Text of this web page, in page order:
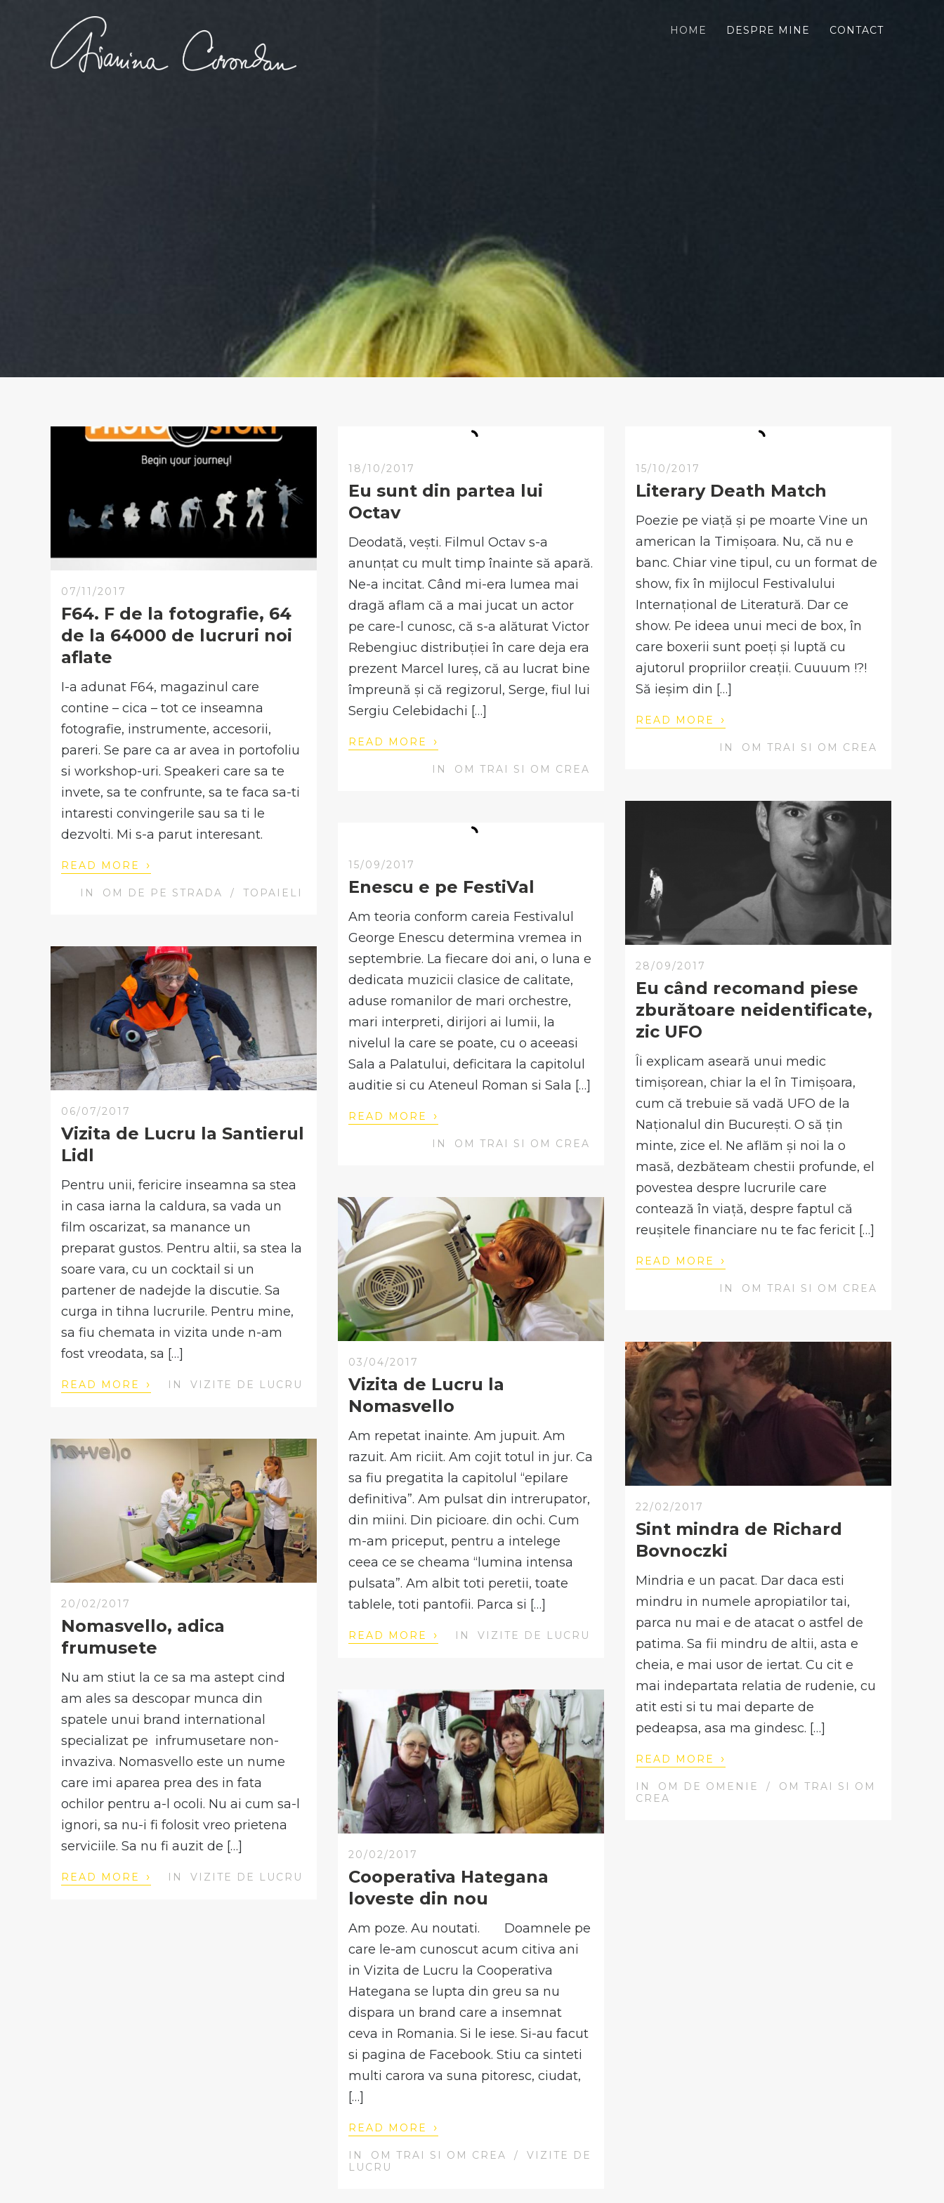
HOME DESPRE MINE CONTACT
07/11/2017
F64. F de la fotografie, 64
de la 64000 de lucruri noi
aflate
I-a adunat F64, magazinul care
contine – cica – tot ce inseamna
fotografie, instrumente, accesorii,
pareri. Se pare ca ar avea in portofoliu
si workshop-uri. Speakeri care sa te
invete, sa te confrunte, sa te faca sa-ti
intaresti convingerile sau sa ti le
dezvolti. Mi s-a parut interesant.
READ MORE ›
IN OM DE PE STRADA / TOPAIELI
18/10/2017
Eu sunt din partea lui
Octav
Deodată, vești. Filmul Octav s-a
anunțat cu mult timp înainte să apară.
Ne-a incitat. Când mi-era lumea mai
dragă aflam că a mai jucat un actor
pe care-l cunosc, că s-a alăturat Victor
Rebengiuc distribuției în care deja era
prezent Marcel Iureș, că au lucrat bine
împreună și că regizorul, Serge, fiul lui
Sergiu Celebidachi […]
READ MORE ›
IN OM TRAI SI OM CREA
15/10/2017
Literary Death Match
Poezie pe viață și pe moarte Vine un
american la Timișoara. Nu, că nu e
banc. Chiar vine tipul, cu un format de
show, fix în mijlocul Festivalului
Internațional de Literatură. Dar ce
show. Pe ideea unui meci de box, în
care boxerii sunt poeți și luptă cu
ajutorul propriilor creații. Cuuuum !?!
Să ieșim din […]
READ MORE ›
IN OM TRAI SI OM CREA
28/09/2017
Eu când recomand piese
zburătoare neidentificate,
zic UFO
Îi explicam aseară unui medic
timișorean, chiar la el în Timișoara,
cum că trebuie să vadă UFO de la
Naționalul din București. O să țin
minte, zice el. Ne aflăm și noi la o
masă, dezbăteam chestii profunde, el
povestea despre lucrurile care
contează în viață, despre faptul că
reușitele financiare nu te fac fericit […]
READ MORE ›
IN OM TRAI SI OM CREA
15/09/2017
Enescu e pe FestiVal
Am teoria conform careia Festivalul
George Enescu determina vremea in
septembrie. La fiecare doi ani, o luna e
dedicata muzicii clasice de calitate,
aduse romanilor de mari orchestre,
mari interpreti, dirijori ai lumii, la
nivelul la care se poate, cu o aceeasi
Sala a Palatului, deficitara la capitolul
auditie si cu Ateneul Roman si Sala […]
READ MORE ›
IN OM TRAI SI OM CREA
06/07/2017
Vizita de Lucru la Santierul
Lidl
Pentru unii, fericire inseamna sa stea
in casa iarna la caldura, sa vada un
film oscarizat, sa manance un
preparat gustos. Pentru altii, sa stea la
soare vara, cu un cocktail si un
partener de nadejde la discutie. Sa
curga in tihna lucrurile. Pentru mine,
sa fiu chemata in vizita unde n-am
fost vreodata, sa […]
READ MORE › IN VIZITE DE LUCRU
03/04/2017
Vizita de Lucru la
Nomasvello
Am repetat inainte. Am jupuit. Am
razuit. Am riciit. Am cojit totul in jur. Ca
sa fiu pregatita la capitolul “epilare
definitiva”. Am pulsat din intrerupator,
din miini. Din picioare. din ochi. Cum
m-am priceput, pentru a intelege
ceea ce se cheama “lumina intensa
pulsata”. Am albit toti peretii, toate
tablele, toti pantofii. Parca si […]
READ MORE › IN VIZITE DE LUCRU
22/02/2017
Sint mindra de Richard
Bovnoczki
Mindria e un pacat. Dar daca esti
mindru in numele apropiatilor tai,
parca nu mai e de atacat o astfel de
patima. Sa fii mindru de altii, asta e
cheia, e mai usor de iertat. Cu cit e
mai indepartata relatia de rudenie, cu
atit esti si tu mai departe de
pedeapsa, asa ma gindesc. […]
READ MORE ›
IN OM DE OMENIE /
OM TRAI SI OM
CREA
20/02/2017
Nomasvello, adica
frumusete
Nu am stiut la ce sa ma astept cind
am ales sa descopar munca din
spatele unui brand international
specializat pe infrumusetare non-
invaziva. Nomasvello este un nume
care imi aparea prea des in fata
ochilor pentru a-l ocoli. Nu ai cum sa-l
ignori, sa nu-i fi folosit vreo prietena
serviciile. Sa nu fi auzit de […]
READ MORE › IN VIZITE DE LUCRU
20/02/2017
Cooperativa Hategana
loveste din nou
Am poze. Au noutati. Doamnele pe
care le-am cunoscut acum citiva ani
in Vizita de Lucru la Cooperativa
Hategana se lupta din greu sa nu
dispara un brand care a insemnat
ceva in Romania. Si le iese. Si-au facut
si pagina de Facebook. Stiu ca sinteti
multi carora va suna pitoresc, ciudat,
[…]
READ MORE ›
IN OM TRAI SI OM CREA /
VIZITE DE
LUCRU